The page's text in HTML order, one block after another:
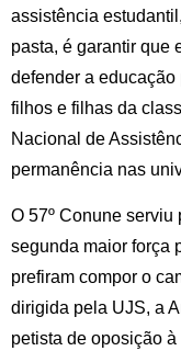
assistência
pasta, é garantir que
defender a
filhos e filhas da
Nacional de
permanência nas
O 57º Conune
segunda maior força
prefiram compor o
dirigida pela UJS, a
petista de oposição